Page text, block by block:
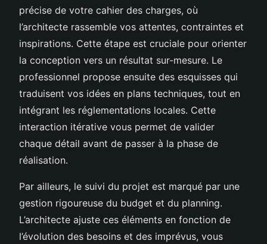
précise de votre cahier des charges, où
l’architecte rassemble vos attentes, contraintes et
inspirations. Cette étape est cruciale pour orienter
la conception vers un résultat sur-mesure. Le
professionnel propose ensuite des esquisses qui
traduisent vos idées en plans techniques, tout en
intégrant les réglementations locales. Cette
interaction itérative vous permet de valider
chaque détail avant de passer à la phase de
réalisation.
Par ailleurs, le suivi du projet est marqué par une
gestion rigoureuse du budget et du planning.
L’architecte ajuste ces éléments en fonction de
l’évolution des besoins et des imprévus, vous